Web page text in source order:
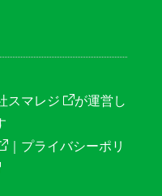
スマレジ
が運営し
｜ プライバシーポリ